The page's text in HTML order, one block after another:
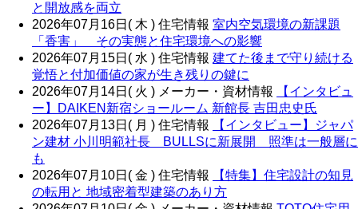
と開放感を両立
2026年07月16日( 木 ) 住宅情報 室内空気環境の新課題
「香害」 その実態と住宅環境への影響
2026年07月15日( 水 ) 住宅情報 建てた後まで守り続ける
覚悟と付加価値の家が生き残りの鍵に
2026年07月14日( 火 ) メーカー・資材情報
【インタビュ
ー】DAIKEN新宿ショールーム 新館長 吉田忠史氏
2026年07月13日( 月 ) 住宅情報
【インタビュー】ジャパ
ン建材 小川明範社長 BULLSに新展開 照準は一般層に
も
2026年07月10日( 金 ) 住宅情報
【特集】住宅設計の知見
の転用と 地域密着型建築のあり方